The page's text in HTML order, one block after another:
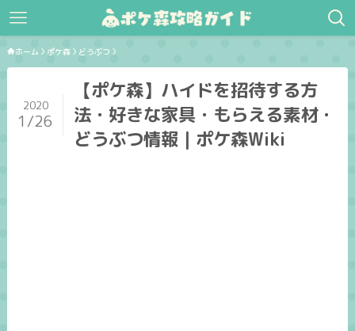
ホーム ポケ森 どうぶつ
【ポケ森】ハイドを招待する方
法・好きな家具・もらえる素材・
どうぶつ情報｜ポケ森Wiki
2020
1/26